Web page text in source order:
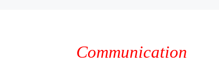
Communication